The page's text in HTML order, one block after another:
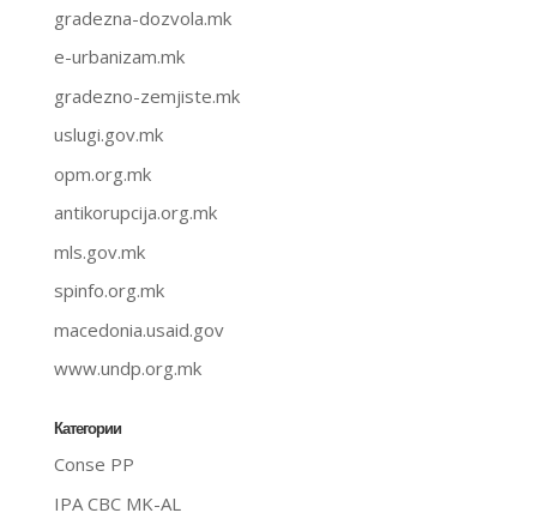
gradezna-dozvola.mk
e-urbanizam.mk
gradezno-zemjiste.mk
uslugi.gov.mk
opm.org.mk
antikorupcija.org.mk
mls.gov.mk
spinfo.org.mk
macedonia.usaid.gov
www.undp.org.mk
Категории
Conse PP
IPA CBC MK-AL